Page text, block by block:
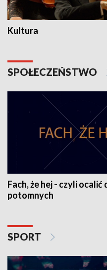
Kultura
SPOŁECZEŃSTWO
Fach, że hej - czyli ocalić
potomnych
SPORT